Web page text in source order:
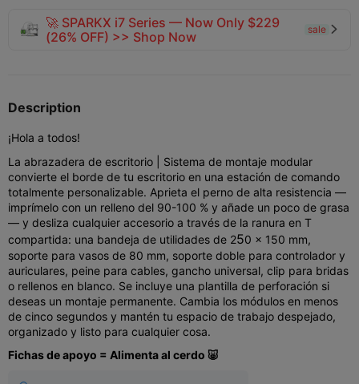
🚀 SPARKX i7 Series — Now Only $229
(26% OFF) >> Shop Now
sale 
Description
¡Hola a todos!
La abrazadera de escritorio | Sistema de montaje modular
convierte el borde de tu escritorio en una estación de comando
totalmente personalizable. Aprieta el perno de alta resistencia —
imprímelo con un relleno del 90-100 % y añade un poco de grasa
— y desliza cualquier accesorio a través de la ranura en T
compartida: una bandeja de utilidades de 250 × 150 mm,
soporte para vasos de 80 mm, soporte doble para controlador y
auriculares, peine para cables, gancho universal, clip para bridas
o rellenos en blanco. Se incluye una plantilla de perforación si
deseas un montaje permanente. Cambia los módulos en menos
de cinco segundos y mantén tu espacio de trabajo despejado,
organizado y listo para cualquier cosa.
Fichas de apoyo = Alimenta al cerdo 🐷